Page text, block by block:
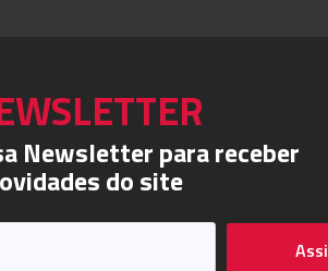
Newsletter para receber
do site